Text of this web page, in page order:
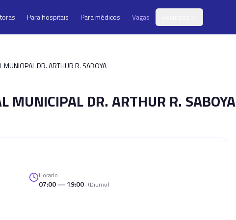
Para hospitais Para médicos Vagas
DR. ARTHUR R. SABOYA
MUNICIPAL DR. ARTHUR R. SABOYA
Horario
07:00 — 19:00 (Diurno)